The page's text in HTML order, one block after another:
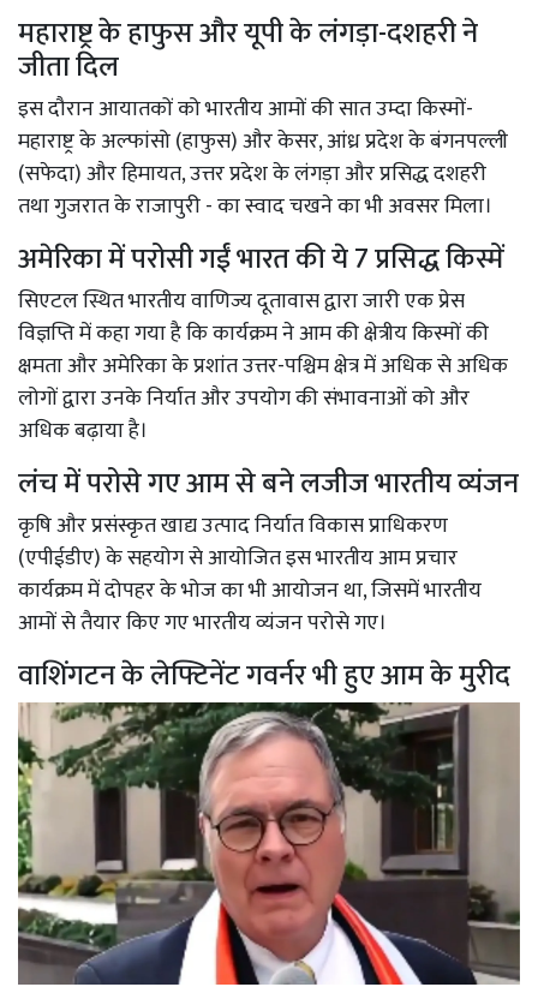
महाराष्ट्र के हाफुस और यूपी के लंगड़ा-दशहरी ने
जीता दिल
इस दौरान आयातकों को भारतीय आमों की सात उम्दा किस्मों-
महाराष्ट्र के अल्फांसो (हाफुस) और केसर, आंध्र प्रदेश के बंगनपल्ली
(सफेदा) और हिमायत, उत्तर प्रदेश के लंगड़ा और प्रसिद्ध दशहरी
तथा गुजरात के राजापुरी - का स्वाद चखने का भी अवसर मिला।
अमेरिका में परोसी गईं भारत की ये 7 प्रसिद्ध किस्में
सिएटल स्थित भारतीय वाणिज्य दूतावास द्वारा जारी एक प्रेस
विज्ञप्ति में कहा गया है कि कार्यक्रम ने आम की क्षेत्रीय किस्मों की
क्षमता और अमेरिका के प्रशांत उत्तर-पश्चिम क्षेत्र में अधिक से अधिक
लोगों द्वारा उनके निर्यात और उपयोग की संभावनाओं को और
अधिक बढ़ाया है।
लंच में परोसे गए आम से बने लजीज भारतीय व्यंजन
कृषि और प्रसंस्कृत खाद्य उत्पाद निर्यात विकास प्राधिकरण
(एपीईडीए) के सहयोग से आयोजित इस भारतीय आम प्रचार
कार्यक्रम में दोपहर के भोज का भी आयोजन था, जिसमें भारतीय
आमों से तैयार किए गए भारतीय व्यंजन परोसे गए।
वाशिंगटन के लेफ्टिनेंट गवर्नर भी हुए आम के मुरीद